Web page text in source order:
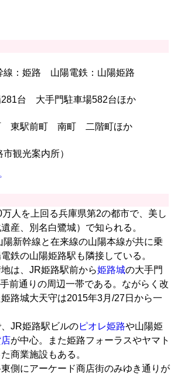
線：姫路 山陽電鉄：山陽姫路
281台 大手門駐車場582台ほか
東駅前町 南町 二階町ほか
観光案内所）
万人を上回る兵庫県第2の都市で、美し
産、別名白鷺城）で知られる。
陽新幹線と在来線の山陽本線が共に乗
鉄の山陽姫路駅も隣接している。
は、JR姫路駅前から姫路城の大手門
前通りの周辺一帯である。ながらく改
路城大天守は2015年3月/27日から一
JR姫路駅ビルのピオレ姫路や山陽姫
が中心。また姫路フォーラスやヤマト
商業施設もある。
東側にアーケード商店街のみゆき通りが